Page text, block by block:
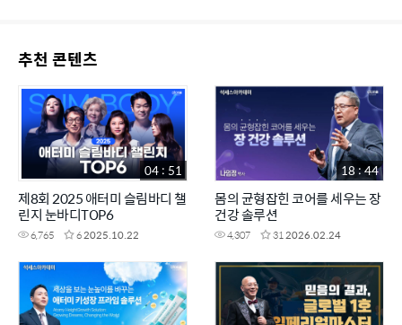
추천 콘텐츠
제8회 2025 애터미 슬림바디 챌
린지 눈바디TOP6
6,765 62025.10.22
04 : 51
몸의 균형잡힌 코어를 세우는 장
건강 솔루션
4,307 312026.02.24
18 : 44